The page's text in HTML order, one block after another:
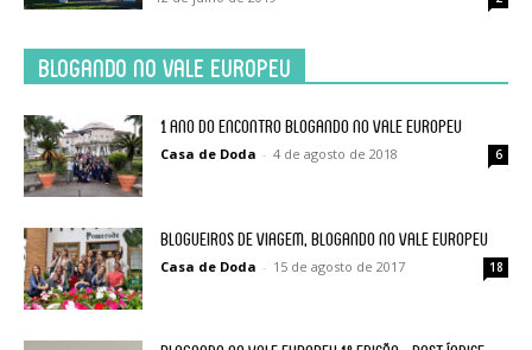
Blogando no Vale Europeu
1 ano do Encontro Blogando no Vale Europeu
Casa de Doda - 4 de agosto de 2018 6
Blogueiros de Viagem, Blogando no Vale Europeu
Casa de Doda - 15 de agosto de 2017 18